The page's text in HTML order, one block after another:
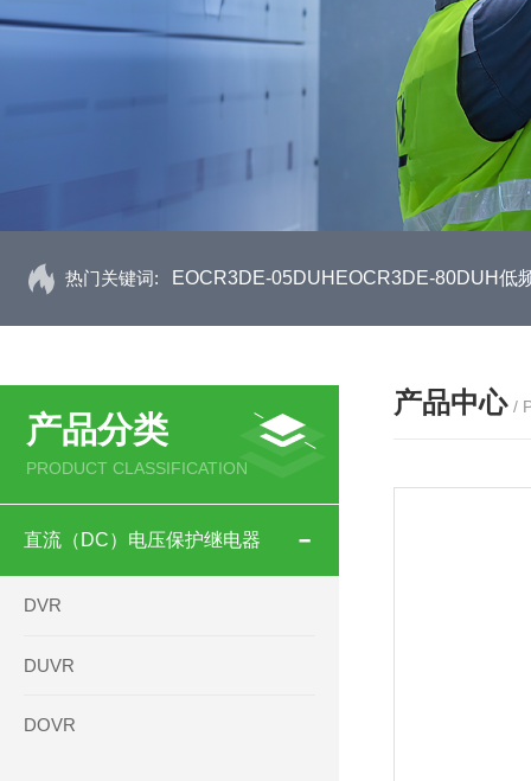
热门关键词: EOCR3DE-05DUHEOCR3DE-80DUH低
产品分类
PRODUCT CLASSIFICATION
直流（DC）电压保护继电器
DVR
DUVR
DOVR
产品中心 /